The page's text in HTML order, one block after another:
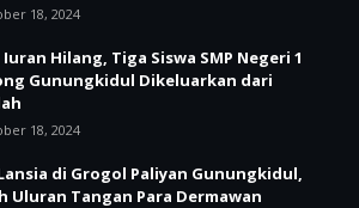
18, 2024
Hilang, Tiga Siswa SMP Negeri 1
Gunungkidul Dikeluarkan dari
18, 2024
di Grogol Paliyan Gunungkidul,
Uluran Tangan Para Dermawan